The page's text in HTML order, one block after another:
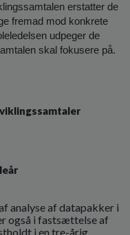
erstatter de
fremad mod konkrete
udpeger de
skal fokusere på.
analyse af datapakker i
også i fastsættelse af
i en tre-årig